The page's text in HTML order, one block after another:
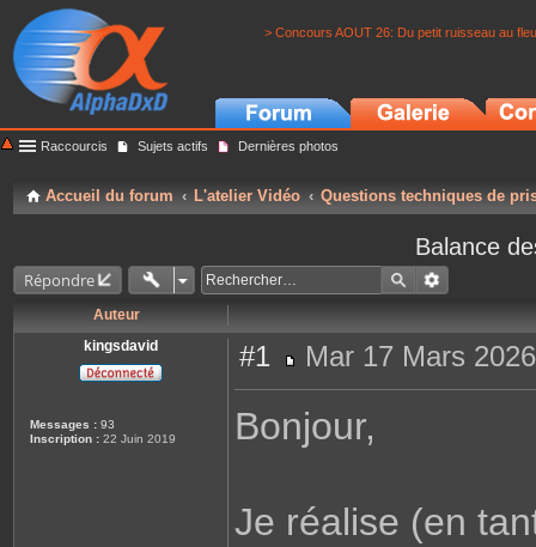
> Concours AOUT 26: Du petit ruisseau au
Raccourcis Sujets actifs Dernières photos
Accueil du forum L'atelier Vidéo Questions techniques de
Balance
Répondre
Auteur
kingsdavid
Messages : 93
Inscription : 22 Juin 2019
#1
e
g
Mar 17 Mars
Bonjour,
Je réalise (en